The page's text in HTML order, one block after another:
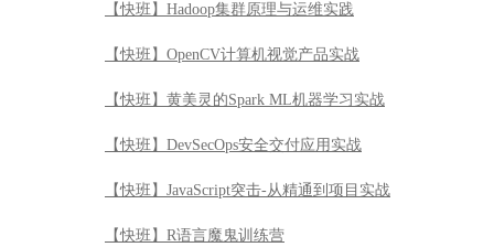
【快班】Hadoop集群原理与运维实践
【快班】OpenCV计算机视觉产品实战
【快班】黄美灵的Spark ML机器学习实战
【快班】DevSecOps安全交付应用实战
【快班】JavaScript突击-从精通到项目实战
【快班】R语言魔鬼训练营